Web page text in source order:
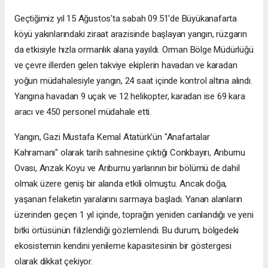
Geçtiğimiz yıl 15 Ağustos'ta sabah 09.51'de Büyükanafarta
köyü yakınlarındaki ziraat arazisinde başlayan yangın, rüzgarın
da etkisiyle hızla ormanlık alana yayıldı. Orman Bölge Müdürlüğü
ve çevre illerden gelen takviye ekiplerin havadan ve karadan
yoğun müdahalesiyle yangın, 24 saat içinde kontrol altına alındı.
Yangına havadan 9 uçak ve 12 helikopter, karadan ise 69 kara
aracı ve 450 personel müdahale etti.
Yangın, Gazi Mustafa Kemal Atatürk'ün "Anafartalar
Kahramanı" olarak tarih sahnesine çıktığı Conkbayırı, Arıburnu
Ovası, Anzak Koyu ve Arıburnu yarlarının bir bölümü de dahil
olmak üzere geniş bir alanda etkili olmuştu. Ancak doğa,
yaşanan felaketin yaralarını sarmaya başladı. Yanan alanların
üzerinden geçen 1 yıl içinde, toprağın yeniden canlandığı ve yeni
bitki örtüsünün filizlendiği gözlemlendi. Bu durum, bölgedeki
ekosistemin kendini yenileme kapasitesinin bir göstergesi
olarak dikkat çekiyor.